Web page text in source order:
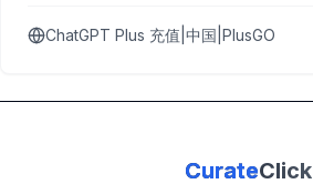
ChatGPT Plus 充值|中国|PlusGO
CurateClick